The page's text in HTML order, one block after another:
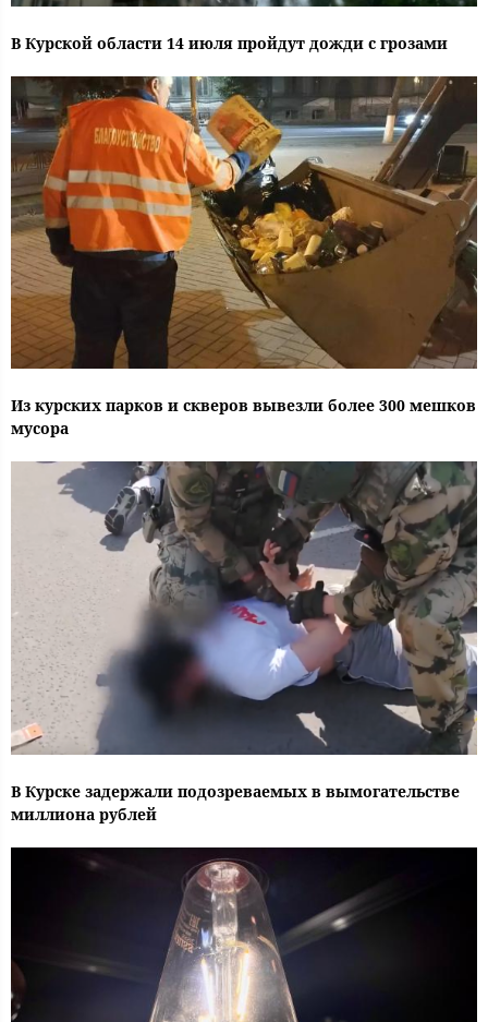
В Курской области 14 июля пройдут дожди с грозами
Из курских парков и скверов вывезли более 300 мешков
мусора
В Курске задержали подозреваемых в вымогательстве
миллиона рублей